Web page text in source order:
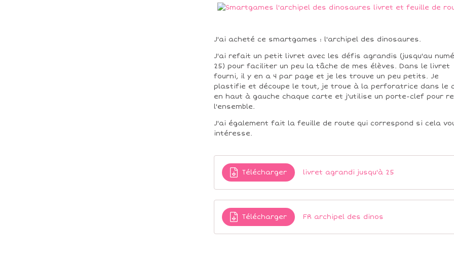
J'ai acheté ce smartgames : l'archipel des dinosaures.
J'ai refait un petit livret avec les défis agrandis (jusqu'au
25) pour faciliter un peu la tâche de mes élèves. Dans le livret
fourni, il y en a 4 par page et je les trouve un peu petits. Je
plastifie et découpe le tout, je troue à la perforatrice dans le
en haut à gauche chaque carte et j'utilise un porte-clef pour
l'ensemble.
J'ai également fait la feuille de route qui correspond si cela
intéresse.
Télécharger livret agrandi jusqu'à 25
Télécharger FR archipel des dinos